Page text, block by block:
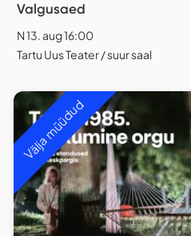
Valgusaed
N 13. aug 16:00
Tartu Uus Teater / suur saal
Välja müüdud